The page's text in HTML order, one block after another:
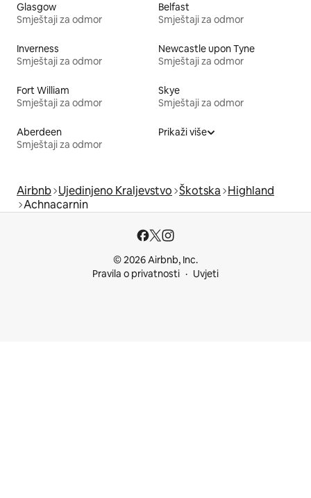
Glasgow
Smještaji za odmor
Belfast
Smještaji za odmor
Inverness
Smještaji za odmor
Newcastle upon Tyne
Smještaji za odmor
Fort William
Smještaji za odmor
Skye
Smještaji za odmor
Aberdeen
Smještaji za odmor
Prikaži više
Airbnb Ujedinjeno Kraljevstvo Škotska Highland
Achnacarnin
© 2026 Airbnb, Inc.
Pravila o privatnosti
Uvjeti